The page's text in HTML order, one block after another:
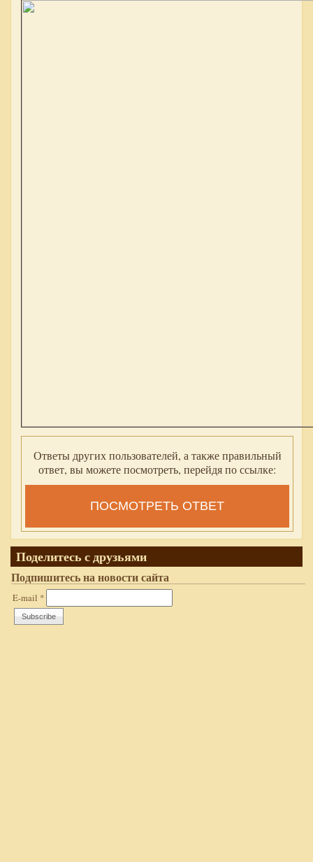
Ответы других пользователей, а также правильный
ответ, вы можете посмотреть, перейдя по ссылке:
ПОСМОТРЕТЬ ОТВЕТ
Поделитесь с друзьями
Подпишитесь на новости сайта
E-mail *